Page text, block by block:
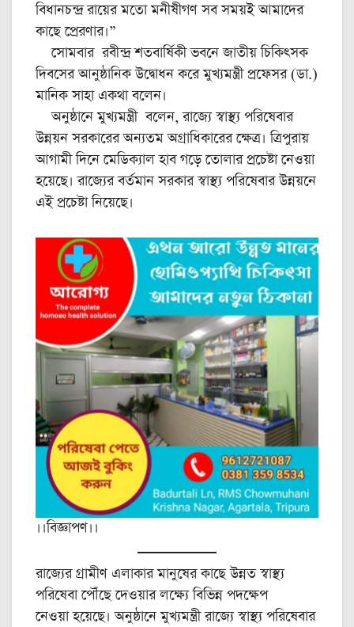
বিধানচন্দ্র রায়ের মতো মনীষীগণ সব সময়ই আমাদের
কাছে প্রেরণার।”
সোমবার রবীন্দ্র শতবার্ষিকী ভবনে জাতীয় চিকিৎসক
দিবসের আনুষ্ঠানিক উদ্বোধন করে মুখ্যমন্ত্রী প্রফেসর (ডা.)
মানিক সাহা একথা বলেন।
অনুষ্ঠানে মুখ্যমন্ত্রী বলেন, রাজ্যে স্বাস্থ্য পরিষেবার
উন্নয়ন সরকারের অন্যতম অগ্রাধিকারের ক্ষেত্র। ত্রিপুরায়
আগামী দিনে মেডিক্যাল হাব গড়ে তোলার প্রচেষ্টা নেওয়া
হয়েছে। রাজ্যের বর্তমান সরকার স্বাস্থ্য পরিষেবার উন্নয়নে
এই প্রচেষ্টা নিয়েছে।
।।বিজ্ঞাপণ।।
রাজ্যের গ্রামীণ এলাকার মানুষের কাছে উন্নত স্বাস্থ্য
পরিষেবা পৌঁছে দেওয়ার লক্ষ্যে বিভিন্ন পদক্ষেপ
নেওয়া হয়েছে। অনুষ্ঠানে মুখ্যমন্ত্রী রাজ্যে স্বাস্থ্য পরিষেবার